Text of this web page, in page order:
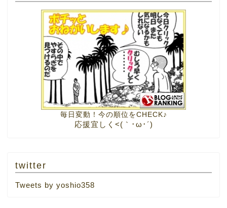
毎日変動！今の順位をCHECK♪
応援宜しく<(｀･ω･´)
twitter
Tweets by yoshio358